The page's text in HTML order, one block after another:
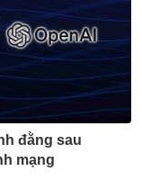
đằng sau
mạng